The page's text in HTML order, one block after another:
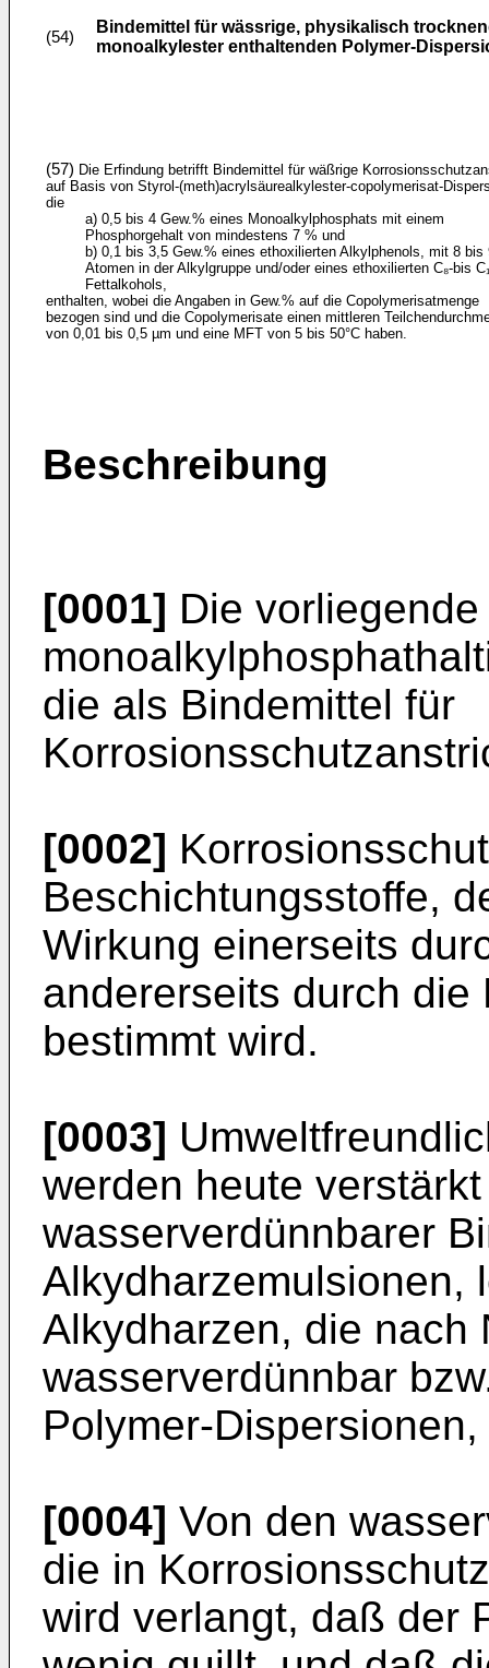
(54)
Bindemittel für wässrige, physikalisch
monoalkylester enthaltenden Polymer-
(57) Die Erfindung betrifft Bindemittel für wäßrige
auf Basis von Styrol-(meth)acrylsäurealkylester-copolymerisat-
die
a) 0,5 bis 4 Gew.% eines Monoalkylphosphats mit einem
Phosphorgehalt von mindestens 7 % und
b) 0,1 bis 3,5 Gew.% eines ethoxilierten Alkylphenols, mit 8 bis
Atomen in der Alkylgruppe und/oder eines ethoxilierten C₈-bis
Fettalkohols,
enthalten, wobei die Angaben in Gew.% auf die Copolymerisatmenge
bezogen sind und die Copolymerisate einen mittleren
von 0,01 bis 0,5 µm und eine MFT von 5 bis 50°C haben.
Beschreibung
[0001] Die
die als Bindemittel für
[0002]
Beschichtungsstoffe,
Wirkung einerseits
andererseits durch die
bestimmt wird.
[0003]
werden heute
wasserverdünnbarer
Alkydharzemulsionen,
Alkydharzen, die nach
wasserverdünnbar
Polymer-
[0004] Von den
die in
wird verlangt, daß der